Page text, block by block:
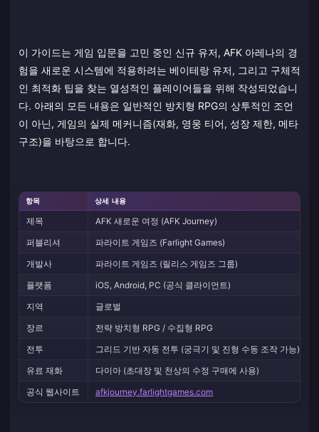
이 가이드는 게임 입문을 고민 중인 신규 유저, AFK 아레나의 경
험을 새로운 시스템에 적용하려는 베이테랑 유저, 그리고 구체적
인 최적화 팁을 찾는 열성적인 플레이어들을 위해 작성되었습니
다. 아래의 모든 내용은 일반적인 방치형 RPG의 상투적인 조언
이 아닌, 게임의 실제 메커니즘(재화, 영웅 티어, 성장 제한, 메타
구조)을 바탕으로 합니다.
항목 상세 내용
제목
AFK 새로운 여정 (AFK Journey)
퍼블리셔
파라이트 게임즈 (Farlight Games)
개발사
파라이트 게임즈 (릴리스 게임즈 그룹)
플랫폼
iOS, Android, PC (공식 클라이언트)
지역
글로벌
장르
전략 방치형 RPG / 수집형 RPG
전투
그리드 기반 자동 전투 (궁극기 및 진형 수동 조작 가능)
유료 재화
다이아 (초대장 및 천상의 수정 구매에 사용)
공식 웹사이트
afkjourney.farlightgames.com